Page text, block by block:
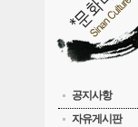
공지사항
자유게시판